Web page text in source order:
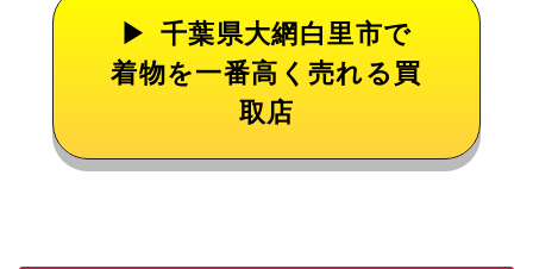
千葉県大網白里市で
着物を一番高く売れる買
取店